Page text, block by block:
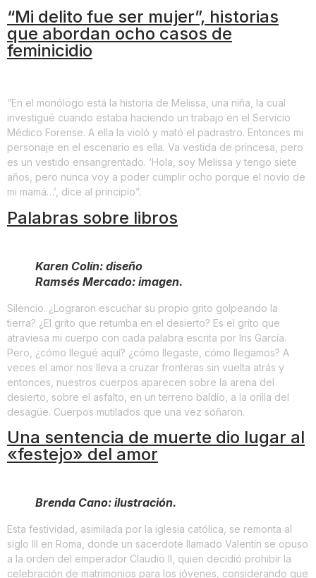
“Mi delito fue ser mujer”, historias
que abordan ocho casos de
feminicidio
“En el monólogo está la historia de Melissa, una niña, la cual
investigué cuando estaba haciendo un trabajo en el Servicio
Médico Forense. A ella la violó y mató el padrastro. Entonces mi
personaje en el escenario es ella. Va vestida de princesa, pero
es un vestido ensangrentado. ‘Hola, soy Melissa y tengo siete
años, pero nunca voy a poder cumplir ocho porque el novio de
mi mamá…’, dice al principio”.
Palabras sobre libros
Karen Colín: diseño
Ramsés Mercado: imagen.
Silencio. ¿Lograron escuchar su propio grito golpeando la
tierra? ¿El grito que retumba en el desierto? Es el grito que
atraviesa mi cuerpo con cada palabra escrita por Iris García.
Pero, ¿cómo llegué aquí? ¿cómo llegaste, cómo llegamos? A
veces el amor nos lleva a cruzar fronteras sin vuelta atrás y
entonces, nuestros cuerpos aparecen sobre la arena del
desierto, sobre el asfalto, en un terreno baldío, a la orilla del
desagüe. Cuerpos mutilados que una vez soñaron.
Una sentencia de muerte dio lugar al
«festejo» del amor
Brenda Cano: ilustración.
Esta festividad, asimilada por la iglesia católica, se remonta al
siglo III en Roma, donde un sacerdote llamado Valentín se opuso
a la orden del emperador Claudio II, quien decidió prohibir la
celebración de matrimonios para los jóvenes, considerando que